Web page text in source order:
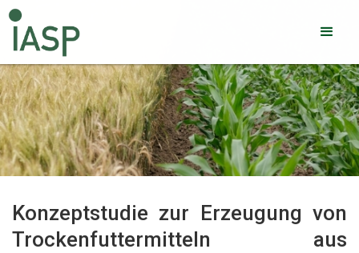
Konzeptstudie zur Erzeugung von
Trockenfuttermitteln aus